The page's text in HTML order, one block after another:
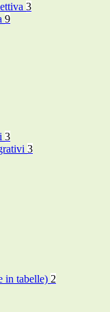
3
9
3
3
in tabelle) 2